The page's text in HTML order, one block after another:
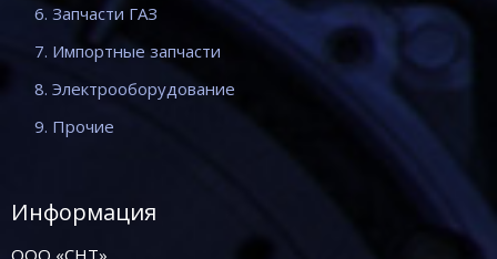
6. Запчасти ГАЗ
7. Импортные запчасти
8. Электрооборудование
9. Прочие
Информация
ООО «СНТ»